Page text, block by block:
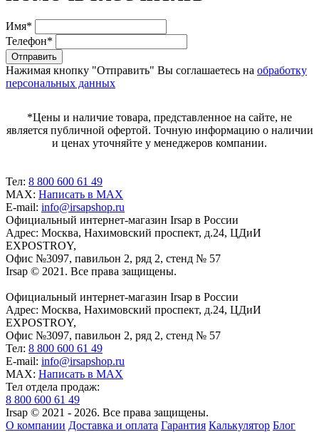
Имя*
Телефон*
Нажимая кнопку "Отправить" Вы соглашаетесь на обработку
персональных данных
*Цены и наличие товара, представленное на сайте, не
является публичной офертой. Точную информацию о наличии
и ценах уточняйте у менеджеров компании.
Тел: 8 800 600 61 49
MAX: Написать в MAX
E-mail: info@irsapshop.ru
Официальный интернет-магазин Irsap в России
Адрес: Москва, Нахимовский проспект, д.24, ЦДиИ
EXPOSTROY,
Офис №3097, павильон 2, ряд 2, стенд № 57
Irsap © 2021. Все права защищены.
Официальный интернет-магазин Irsap в России
Адрес: Москва, Нахимовский проспект, д.24, ЦДиИ
EXPOSTROY,
Офис №3097, павильон 2, ряд 2, стенд № 57
Тел: 8 800 600 61 49
E-mail: info@irsapshop.ru
MAX: Написать в MAX
Тел отдела продаж:
8 800 600 61 49
Irsap © 2021 - 2026. Все права защищены.
О компании Доставка и оплата Гарантия Калькулятор Блог